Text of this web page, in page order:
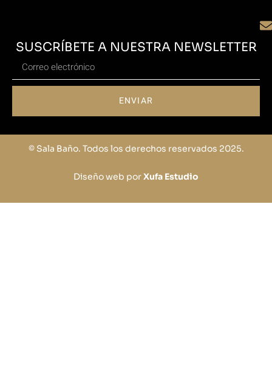
SUSCRÍBETE A NUESTRA NEWSLETTER
ENVIAR
© Sala Baño. Todos los derechos reservados 2025.
Diseño web porXufa Estudio